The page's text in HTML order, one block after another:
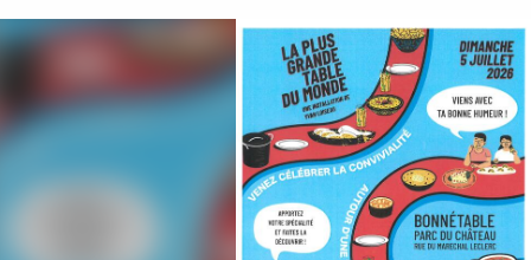
Aller
au
principal